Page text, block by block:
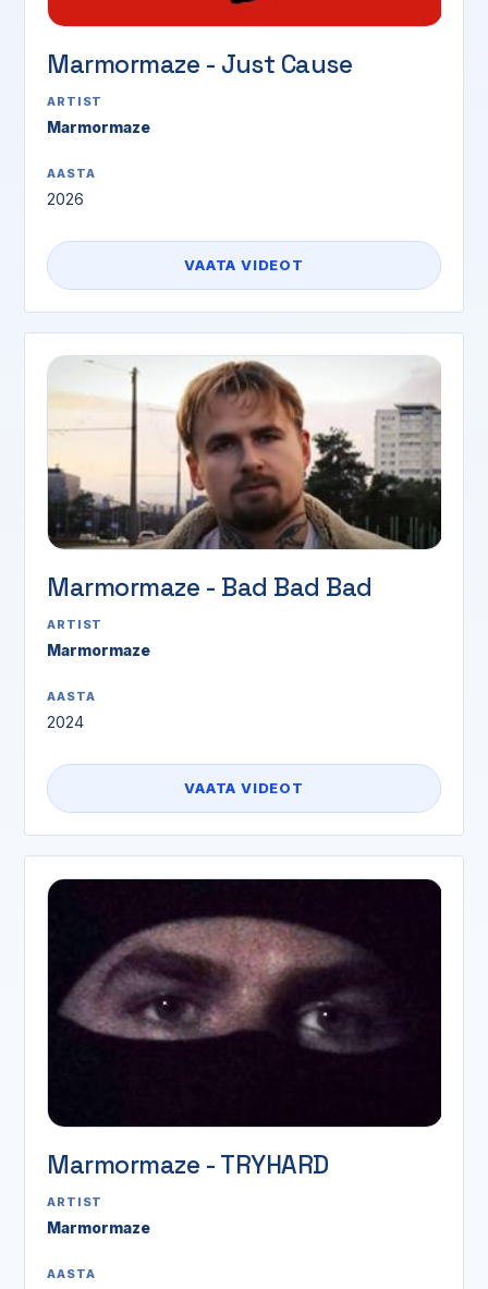
Marmormaze - Just Cause
ARTIST
Marmormaze
AASTA
2026
VAATA VIDEOT
Marmormaze - Bad Bad Bad
ARTIST
Marmormaze
AASTA
2024
VAATA VIDEOT
Marmormaze - TRYHARD
ARTIST
Marmormaze
AASTA